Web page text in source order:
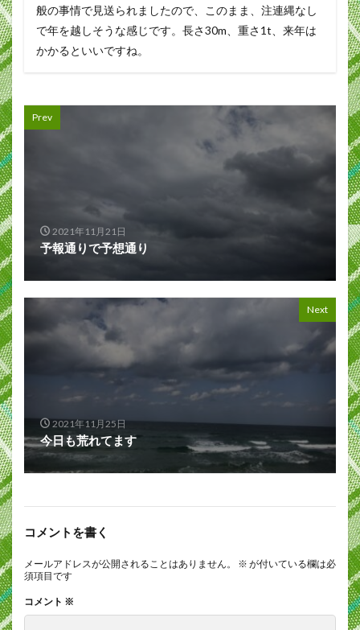
般の事情で見送られましたので、このまま、注連縄なし
で年を越しそうな感じです。長さ30m、重さ1t、来年は
かかるといいですね。
Prev
2021年11月21日
予報通りで予想通り
Next
2021年11月25日
今日も荒れてます
コメントを書く
メールアドレスが公開されることはありません。 ※ が付いている欄は必
須項目です
コメント ※